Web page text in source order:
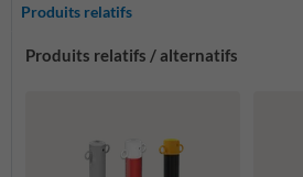
Produits relatifs
Produits relatifs / alternatifs